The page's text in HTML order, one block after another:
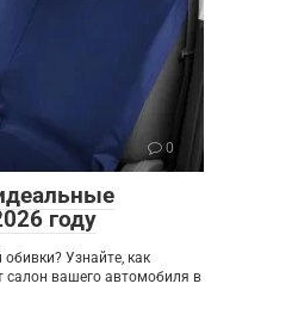
0
году
Узнайте, как
салон вашего автомобиля в